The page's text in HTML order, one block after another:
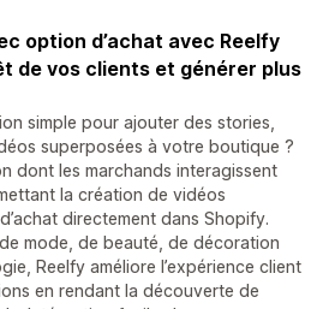
option d’achat avec Reelfy
de vos clients et générer plus
simple pour ajouter des stories,
superposées à votre boutique ?
dont les marchands interagissent
la création de vidéos
directement dans Shopify.
mode, de beauté, de décoration
Reelfy améliore l’expérience client
en rendant la découverte de